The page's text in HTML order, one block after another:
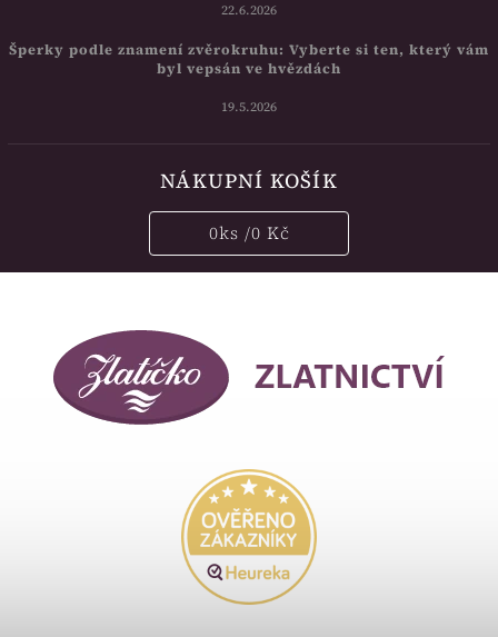
22.6.2026
Šperky podle znamení zvěrokruhu: Vyberte si ten, který vám
byl vepsán ve hvězdách
19.5.2026
NÁKUPNÍ KOŠÍK
0ks /0 Kč